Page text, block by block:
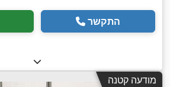
התקשר
מודעה קטנה